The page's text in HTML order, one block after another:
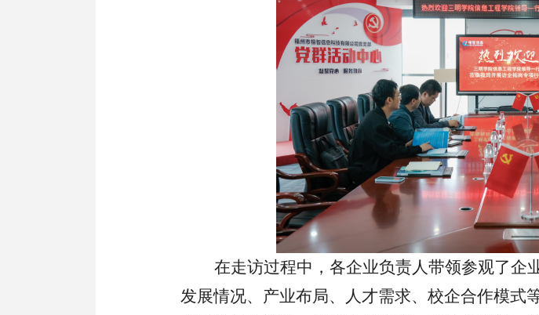
在走访过程中，各企业负责人带领参观了企
发展情况、产业布局、人才需求、校企合作模式